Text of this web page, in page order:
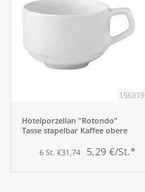
156319
Hotelporzellan "Rotondo"
Tasse stapelbar Kaffee obere
6 St. €31,74 5,29 €/St.*